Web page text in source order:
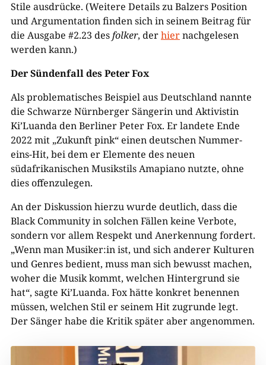
Stile ausdrücke. (Weitere Details zu Balzers Position
und Argumentation finden sich in seinem Beitrag für
die Ausgabe #2.23 desfolker, derhiernachgelesen
werden kann.)
Der Sündenfall des Peter Fox
Als problematisches Beispiel aus Deutschland nannte
die Schwarze Nürnberger Sängerin und Aktivistin
Ki’Luanda den Berliner Peter Fox. Er landete Ende
2022 mit „Zukunft pink“ einen deutschen Nummer-
eins-Hit, bei dem er Elemente des neuen
südafrikanischen Musikstils Amapiano nutzte, ohne
dies offenzulegen.
An der Diskussion hierzu wurde deutlich, dass die
Black Community in solchen Fällen keine Verbote,
sondern vor allem Respekt und Anerkennung fordert.
„Wenn man Musiker:in ist, und sich anderer Kulturen
und Genres bedient, muss man sich bewusst machen,
woher die Musik kommt, welchen Hintergrund sie
hat“, sagte Ki’Luanda. Fox hätte konkret benennen
müssen, welchen Stil er seinem Hit zugrunde legt.
Der Sänger habe die Kritik später aber angenommen.